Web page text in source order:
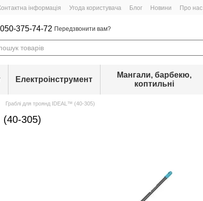
інформація Угода користувача Блог Новини Про нас
050-375-74-72 Передзвонити вам?
Електроінструмент
Мангали, барбекю,
коптильні
Граблі для троянд IDEAL™ (40-305)
(40-305)